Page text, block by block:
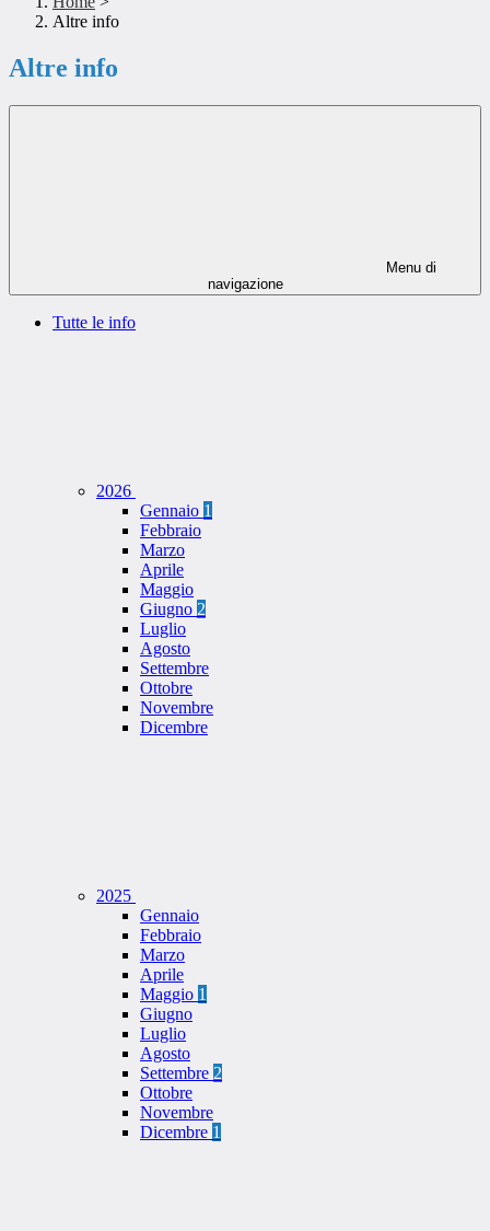
Altre info
Altre info
Menu di
navigazione
Tutte le info
2026
Gennaio 1
Febbraio
Marzo
Aprile
Maggio
Giugno 2
Luglio
Agosto
Settembre
Ottobre
Novembre
Dicembre
2025
Gennaio
Febbraio
Marzo
Aprile
Maggio 1
Giugno
Luglio
Agosto
Settembre 2
Ottobre
Novembre
Dicembre 1